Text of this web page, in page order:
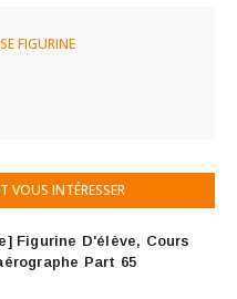
FIGURINE
VOUS INTÉRESSER
Figurine D'élève, Cours
Part 65